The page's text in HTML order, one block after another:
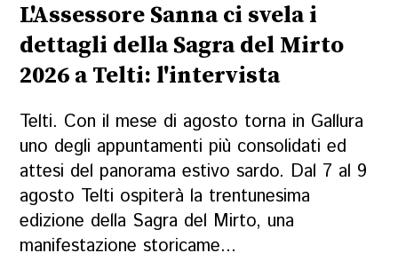
L'Assessore Sanna ci svela i
dettagli della Sagra del Mirto
2026 a Telti: l'intervista
Telti. Con il mese di agosto torna in Gallura
uno degli appuntamenti più consolidati ed
attesi del panorama estivo sardo. Dal 7 al 9
agosto Telti ospiterà la trentunesima
edizione della Sagra del Mirto, una
manifestazione storicame...